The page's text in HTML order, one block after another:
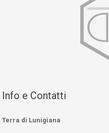
Info e Contatti
Terra di Lunigiana